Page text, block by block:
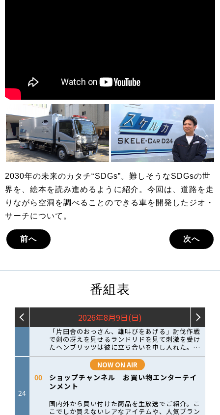
2030年の未来のカタチ“SDGs”。難しそうなSDGsの世
界を、絵本を読み進めるように紹介。今回は、道路を走
りながら空洞を調べることのできる車を開発したジオ・
サーチについて。
前へ 次へ
番組表